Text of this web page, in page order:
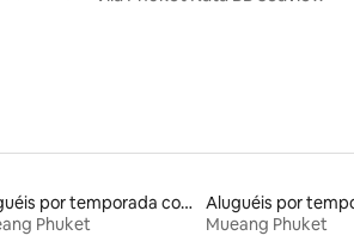
Aluguéis por temporada com café da manhã
Phuket
Mueang Phuket